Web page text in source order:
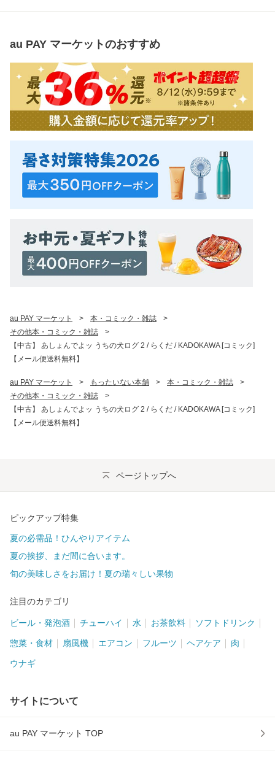
au PAY マーケットのおすすめ
au PAY マーケット > 本・コミック・雑誌
>
その他本・コミック・雑誌
>
【中古】 あしょんでよッ うちの犬ログ 2 / らくだ / KADOKAWA [コミック]
【メール便送料無料】
au PAY マーケット > もったいない本舗 > 本・コミック・雑誌
>
その他本・コミック・雑誌
>
【中古】 あしょんでよッ うちの犬ログ 2 / らくだ / KADOKAWA [コミック]
【メール便送料無料】
ページトップへ
ピックアップ特集
夏の必需品！ひんやりアイテム
夏の挨拶、まだ間に合います。
旬の美味しさをお届け！夏の瑞々しい果物
注目のカテゴリ
ビール・発泡酒 チューハイ 水 お茶飲料 ソフトドリンク
惣菜・食材 扇風機 エアコン フルーツ ヘアケア 肉
ウナギ
サイトについて
au PAY マーケット TOP